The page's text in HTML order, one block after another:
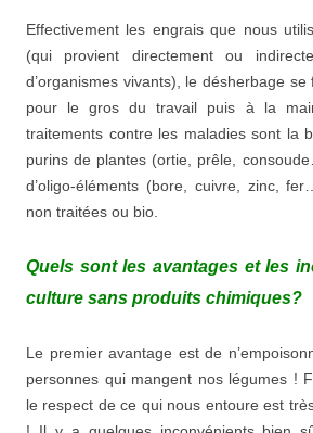
Effectivement les engrais que nous
(qui provient directement ou
d’organismes vivants), le désherbage
pour le gros du travail puis à la
traitements contre les maladies sont la
purins de plantes (ortie, prêle,
d’oligo-éléments (bore, cuivre, zinc,
non traitées ou bio.
Quels sont les avantages et les
culture sans produits chimiques?
Le premier avantage est de
personnes qui mangent nos légumes !
le respect de ce qui nous entoure est